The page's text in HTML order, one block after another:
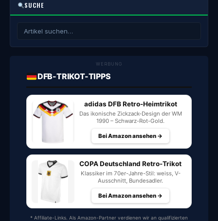
SUCHE
WERBUNG
DFB-TRIKOT-TIPPS
adidas DFB Retro-Heimtrikot
Das ikonische Zickzack-Design der WM
1990 – Schwarz-Rot-Gold.
Bei Amazon ansehen →
COPA Deutschland Retro-Trikot
Klassiker im 70er-Jahre-Stil: weiss, V-
Ausschnitt, Bundesadler.
Bei Amazon ansehen →
* Affiliate-Links. Als Amazon-Partner verdienen wir an qualifizierten